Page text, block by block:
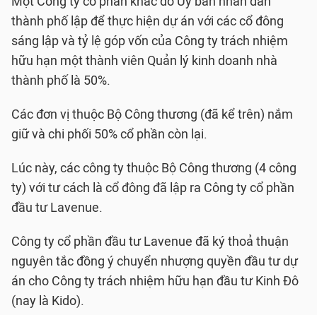
thành phố lập để thực hiện dự án với các cổ đông
sáng lập và tỷ lệ góp vốn của Công ty trách nhiệm
hữu hạn một thành viên Quản lý kinh doanh nhà
thành phố là 50%.
Các đơn vị thuộc Bộ Công thương (đã kể trên) nắm
giữ và chi phối 50% cổ phần còn lại.
Lúc này, các công ty thuộc Bộ Công thương (4 công
ty) với tư cách là cổ đông đã lập ra Công ty cổ phần
đầu tư Lavenue.
Công ty cổ phần đầu tư Lavenue đã ký thoả thuận
nguyên tắc đồng ý chuyển nhượng quyền đầu tư dự
án cho Công ty trách nhiệm hữu hạn đầu tư Kinh Đô
(nay là Kido).